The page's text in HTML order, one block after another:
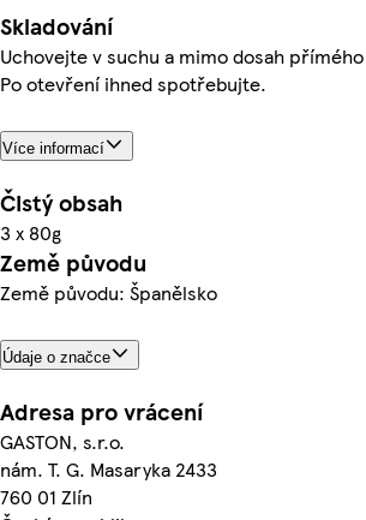
Skladování
Uchovejte v suchu a mimo dosah
Po otevření ihned spotřebujte.
Více informací
Čistý obsah
3 x 80g
Země původu
Země původu: Španělsko
Údaje o značce
Adresa pro vrácení
GASTON, s.r.o.
nám. T. G. Masaryka 2433
760 01 Zlín